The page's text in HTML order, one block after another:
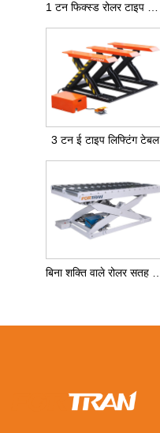
1 टन फिक्स्ड रोलर टाइप लिफ्टिंग टेबल
3 टन ई टाइप लिफ्टिंग टेबल